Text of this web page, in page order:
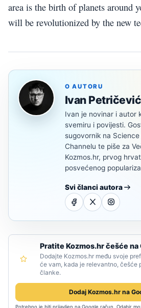
area is the birth of planets around
will be revolutionized by the new
O AUTORU
Ivan Petričević
Ivan je novinar i autor
svemiru i povijesti.
sugovornik na
Channelu te piše za
Kozmos.hr, prvog
posvećenog
Svi članci autora
Pratite Kozmos.hr češće na
Dodajte Kozmos.hr među svoje
će vam, kada je relevantno, češće
članke.
Dodaj Kozmos.hr na
Potrebno je biti prijavljen na Google račun. Odabir